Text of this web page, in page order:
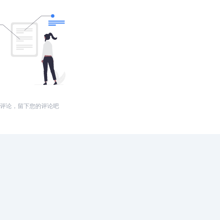
论，留下您的评论吧